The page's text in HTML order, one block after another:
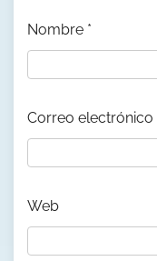
Nombre *
Correo electrónico
Web